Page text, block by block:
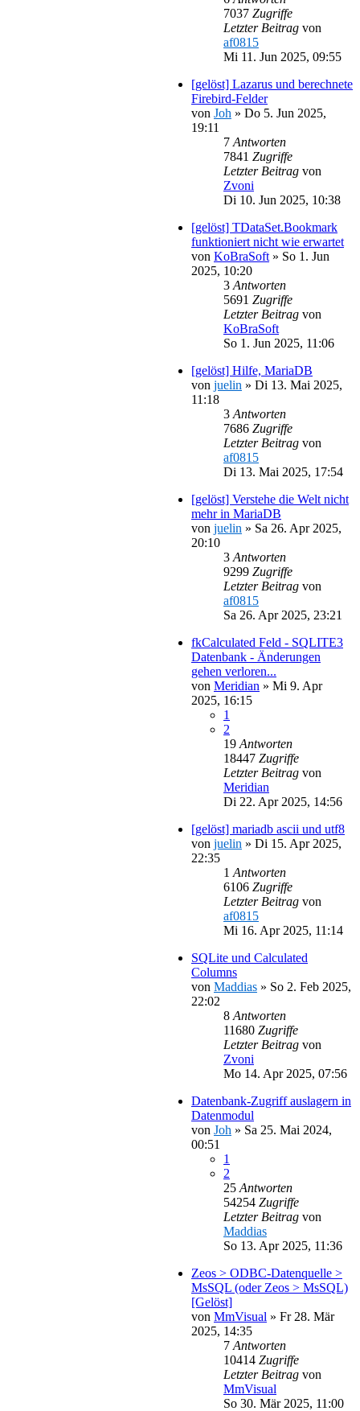
7037 Zugriffe
Letzter Beitrag von
af0815
Mi 11. Jun 2025, 09:55
[gelöst] Lazarus und berechnete
Firebird-Felder
von Joh » Do 5. Jun 2025,
19:11
7 Antworten
7841 Zugriffe
Letzter Beitrag von
Zvoni
Di 10. Jun 2025, 10:38
[gelöst] TDataSet.Bookmark
funktioniert nicht wie erwartet
von KoBraSoft » So 1. Jun
2025, 10:20
3 Antworten
5691 Zugriffe
Letzter Beitrag von
KoBraSoft
So 1. Jun 2025, 11:06
[gelöst] Hilfe, MariaDB
von juelin » Di 13. Mai 2025,
11:18
3 Antworten
7686 Zugriffe
Letzter Beitrag von
af0815
Di 13. Mai 2025, 17:54
[gelöst] Verstehe die Welt nicht
mehr in MariaDB
von juelin » Sa 26. Apr 2025,
20:10
3 Antworten
9299 Zugriffe
Letzter Beitrag von
af0815
Sa 26. Apr 2025, 23:21
fkCalculated Feld - SQLITE3
Datenbank - Änderungen
gehen verloren...
von Meridian » Mi 9. Apr
2025, 16:15
1
2
19 Antworten
18447 Zugriffe
Letzter Beitrag von
Meridian
Di 22. Apr 2025, 14:56
[gelöst] mariadb ascii und utf8
von juelin » Di 15. Apr 2025,
22:35
1 Antworten
6106 Zugriffe
Letzter Beitrag von
af0815
Mi 16. Apr 2025, 11:14
SQLite und Calculated
Columns
von Maddias » So 2. Feb 2025,
22:02
8 Antworten
11680 Zugriffe
Letzter Beitrag von
Zvoni
Mo 14. Apr 2025, 07:56
Datenbank-Zugriff auslagern in
Datenmodul
von Joh » Sa 25. Mai 2024,
00:51
1
2
25 Antworten
54254 Zugriffe
Letzter Beitrag von
Maddias
So 13. Apr 2025, 11:36
Zeos > ODBC-Datenquelle >
MsSQL (oder Zeos > MsSQL)
[Gelöst]
von MmVisual » Fr 28. Mär
2025, 14:35
7 Antworten
10414 Zugriffe
Letzter Beitrag von
MmVisual
So 30. Mär 2025, 11:00